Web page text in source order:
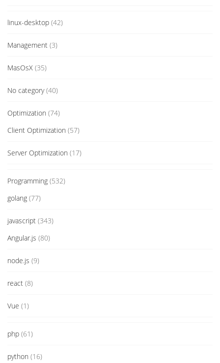
linux-desktop (42)
Management (3)
MasOsX (35)
No category(40)
Optimization (74)
Client Optimization (57)
Server Optimization (17)
Programming (532)
golang (77)
javascript (343)
Angular.js (80)
node.js (9)
react (8)
Vue (1)
php (61)
python (16)